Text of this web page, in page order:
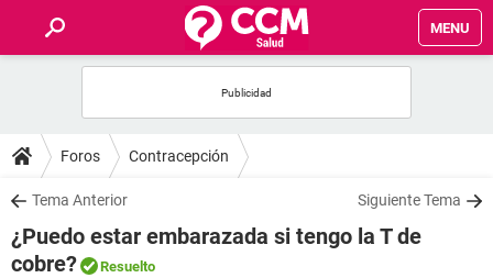
MENU
FOROS
SALUD
FAMILIA
Foros Contracepción
Tema Anterior Siguiente Tema
¿Puedo estar embarazada si tengo la T de
cobre?
Resuelto